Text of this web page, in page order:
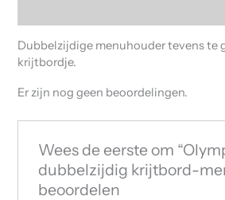
Dubbelzijdige menuhouder tevens te
krijtbordje.
Er zijn nog geen beoordelingen.
Wees de eerste om
dubbelzijdig krijtbord-
beoordelen